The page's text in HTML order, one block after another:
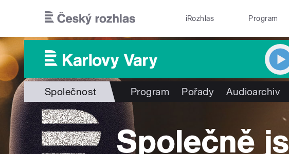
iRozhlas Program
Společnost Program Pořady Audioarchiv